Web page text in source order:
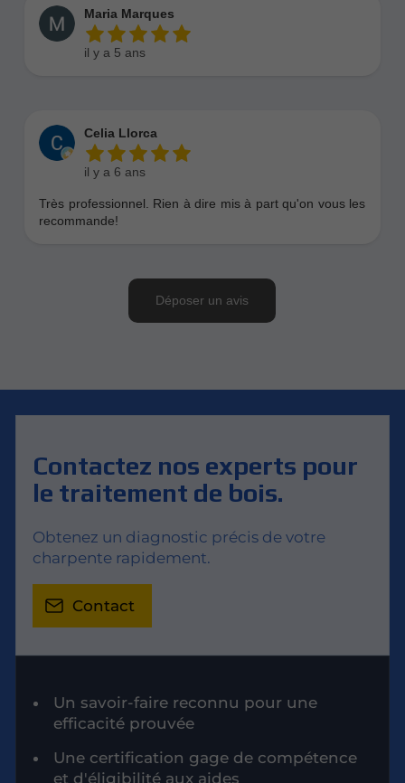
Contactez nos experts pour
le traitement de bois.
Obtenez un diagnostic précis de votre
charpente rapidement.
Contact
Un savoir-faire reconnu pour une
efficacité prouvée
Une certification gage de compétence
et d'éligibilité aux aides